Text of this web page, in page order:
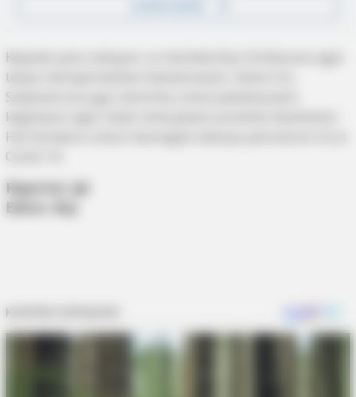
Kepada para nelayan, ia memberikan himbauan agar
tetap memperhatikan keselamatan. Selain itu,
Satpolairud juga meminta untuk pelaksanaan
kegiataan agar tidak melupakan protokol kesehatan.
Covid-19.
Reporter: Jpl
Editor: Brp